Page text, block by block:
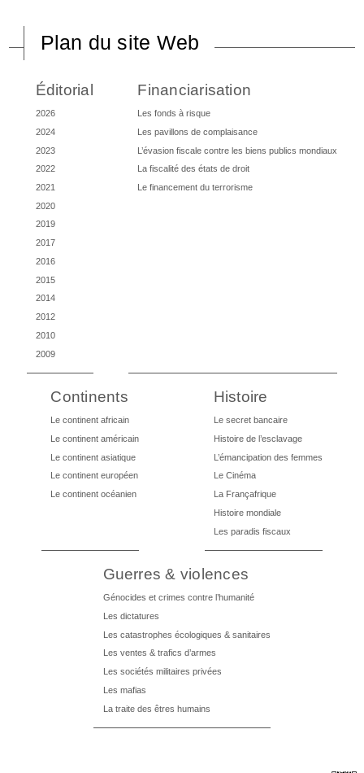
Plan du site Web
Éditorial
2026
2024
2023
2022
2021
2020
2019
2017
2016
2015
2014
2012
2010
2009
Financiarisation
Les fonds à risque
Les pavillons de complaisance
L’évasion fiscale contre les biens publics mondiaux
La fiscalité des états de droit
Le financement du terrorisme
Continents
Le continent africain
Le continent américain
Le continent asiatique
Le continent européen
Le continent océanien
Histoire
Le secret bancaire
Histoire de l’esclavage
L’émancipation des femmes
Le Cinéma
La Françafrique
Histoire mondiale
Les paradis fiscaux
Guerres & violences
Génocides et crimes contre l’humanité
Les dictatures
Les catastrophes écologiques & sanitaires
Les ventes & trafics d’armes
Les sociétés militaires privées
Les mafias
La traite des êtres humains